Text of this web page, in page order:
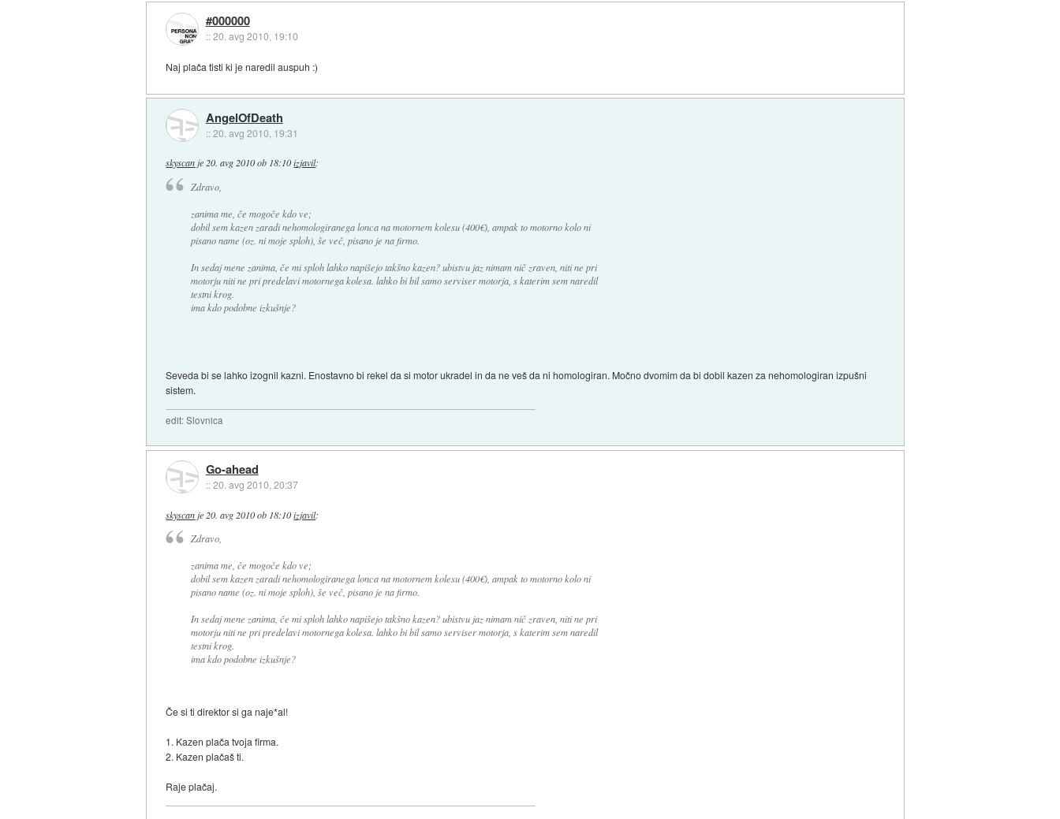
#000000
::20. avg 2010, 19:10
Naj plača tisti ki je naredil auspuh :)
AngelOfDeath
::20. avg 2010, 19:31
skyscanje20. avg 2010 ob 18:10 izjavil:
Zdravo,
zanima me, če mogoče kdo ve;
dobil sem kazen zaradi nehomologiranega lonca na motornem kolesu (400€), ampak to motorno kolo ni
pisano name (oz. ni moje sploh), še več, pisano je na firmo.
In sedaj mene zanima, če mi sploh lahko napišejo takšno kazen? ubistvu jaz nimam nič zraven, niti ne pri
motorju niti ne pri predelavi motornega kolesa. lahko bi bil samo serviser motorja, s katerim sem naredil
testni krog.
ima kdo podobne izkušnje?
Seveda bi se lahko izognil kazni. Enostavno bi rekel da si motor ukradel in da ne veš da ni homologiran. Močno dvomim da bi dobil kazen za nehomologiran izpušni
sistem.
edit: Slovnica
Go-ahead
::20. avg 2010, 20:37
skyscan je 20. avg 2010 ob 18:10 izjavil:
Zdravo,
zanima me, če mogoče kdo ve;
dobil sem kazen zaradi nehomologiranega lonca na motornem kolesu (400€), ampak to motorno kolo ni
pisano name (oz. ni moje sploh), še več, pisano je na firmo.
In sedaj mene zanima, če mi sploh lahko napišejo takšno kazen? ubistvu jaz nimam nič zraven, niti ne pri
motorju niti ne pri predelavi motornega kolesa. lahko bi bil samo serviser motorja, s katerim sem naredil
testni krog.
ima kdo podobne izkušnje?
Če si ti direktor si ga naje*al!
1. Kazen plača tvoja firma.
2. Kazen plačaš ti.
Raje plačaj.